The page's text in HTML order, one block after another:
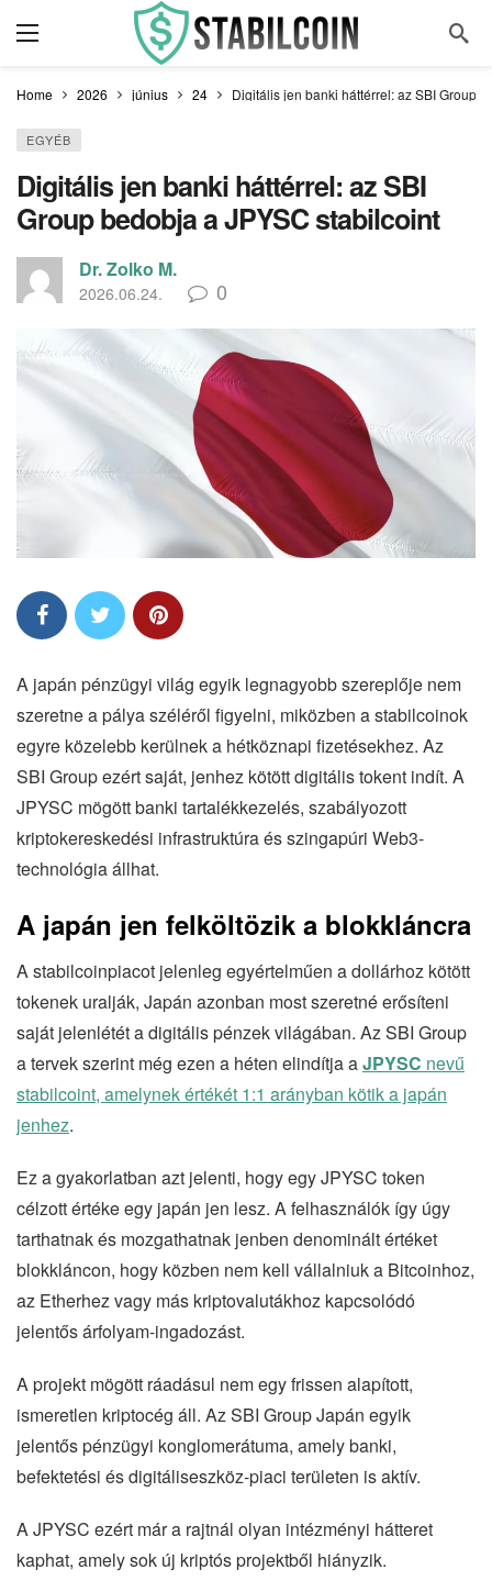
Home 2026 június 24 Digitális jen banki háttérrel: az SBI Group
EGYÉB
Digitális jen banki háttérrel: az SBI
Group bedobja a JPYSC stabilcoint
Dr. Zolko M.
2026.06.24. 0
A japán pénzügyi világ egyik legnagyobb szereplője nem
szeretne a pálya széléről figyelni, miközben a stabilcoinok
egyre közelebb kerülnek a hétköznapi fizetésekhez. Az
SBI Group ezért saját, jenhez kötött digitális tokent indít. A
JPYSC mögött banki tartalékkezelés, szabályozott
kriptokereskedési infrastruktúra és szingapúri Web3-
technológia állhat.
A japán jen felköltözik a blokkláncra
A stabilcoinpiacot jelenleg egyértelműen a dollárhoz kötött
tokenek uralják, Japán azonban most szeretné erősíteni
saját jelenlétét a digitális pénzek világában. Az SBI Group
a tervek szerint még ezen a héten elindítja aJPYSC nevű
stabilcoint, amelynek értékét 1:1 arányban kötik a japán
jenhez.
Ez a gyakorlatban azt jelenti, hogy egy JPYSC token
célzott értéke egy japán jen lesz. A felhasználók így úgy
tarthatnak és mozgathatnak jenben denominált értéket
blokkláncon, hogy közben nem kell vállalniuk a Bitcoinhoz,
az Etherhez vagy más kriptovalutákhoz kapcsolódó
jelentős árfolyam-ingadozást.
A projekt mögött ráadásul nem egy frissen alapított,
ismeretlen kriptocég áll. Az SBI Group Japán egyik
jelentős pénzügyi konglomerátuma, amely banki,
befektetési és digitáliseszköz-piaci területen is aktív.
A JPYSC ezért már a rajtnál olyan intézményi hátteret
kaphat, amely sok új kriptós projektből hiányzik.